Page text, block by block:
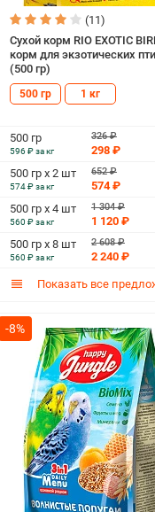
(11)
Сухой корм RIO EXOTIC
корм для экзотических
(500 гр)
500 гр 1 кг
500 гр
596 ₽ за кг
326 ₽
298 ₽
500 гр х 2 шт
574 ₽ за кг
652 ₽
574 ₽
500 гр х 4 шт
560 ₽ за кг
1 304 ₽
1 120 ₽
500 гр х 8 шт
560 ₽ за кг
2 608 ₽
2 240 ₽
Показать все
-8%